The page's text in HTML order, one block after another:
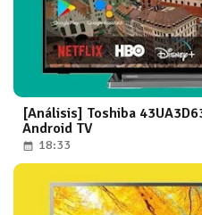
[Análisis] Toshiba
Android TV
18:33